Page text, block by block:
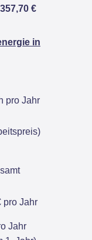
357,70 €
in
pro Jahr
pro Jahr
Jahr